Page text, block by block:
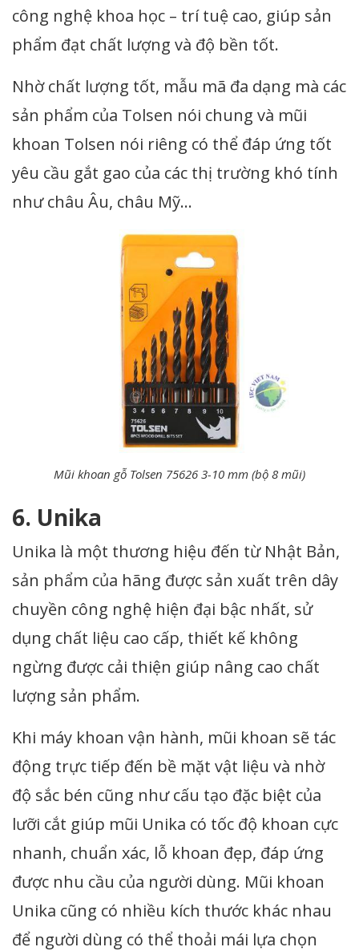
công nghệ khoa học – trí tuệ cao, giúp sản
phẩm đạt chất lượng và độ bền tốt.
Nhờ chất lượng tốt, mẫu mã đa dạng mà các
sản phẩm của Tolsen nói chung và mũi
khoan Tolsen nói riêng có thể đáp ứng tốt
yêu cầu gắt gao của các thị trường khó tính
như châu Âu, châu Mỹ…
Mũi khoan gỗ Tolsen 75626 3-10 mm (bộ 8 mũi)
6. Unika
Unika là một thương hiệu đến từ Nhật Bản,
sản phẩm của hãng được sản xuất trên dây
chuyền công nghệ hiện đại bậc nhất, sử
dụng chất liệu cao cấp, thiết kế không
ngừng được cải thiện giúp nâng cao chất
lượng sản phẩm.
Khi máy khoan vận hành, mũi khoan sẽ tác
động trực tiếp đến bề mặt vật liệu và nhờ
độ sắc bén cũng như cấu tạo đặc biệt của
lưỡi cắt giúp mũi Unika có tốc độ khoan cực
nhanh, chuẩn xác, lỗ khoan đẹp, đáp ứng
được nhu cầu của người dùng. Mũi khoan
Unika cũng có nhiều kích thước khác nhau
để người dùng có thể thoải mái lựa chọn